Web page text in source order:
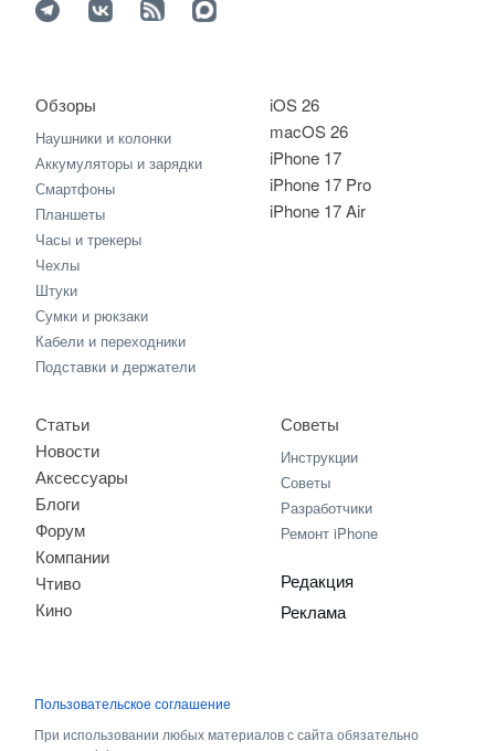
iOS 26
macOS 26
iPhone 17
iPhone 17 Pro
iPhone 17 Air
Обзоры
Наушники и колонки
Аккумуляторы и зарядки
Смартфоны
Планшеты
Часы и трекеры
Чехлы
Штуки
Сумки и рюкзаки
Кабели и переходники
Подставки и держатели
Статьи
Новости
Аксессуары
Блоги
Форум
Компании
Чтиво
Кино
Советы
Инструкции
Советы
Разработчики
Ремонт iPhone
Редакция
Реклама
Пользовательское соглашение
При использовании любых материалов с сайта обязательно